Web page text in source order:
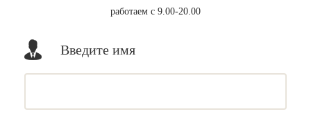
работаем с 9.00-20.00
Введите имя